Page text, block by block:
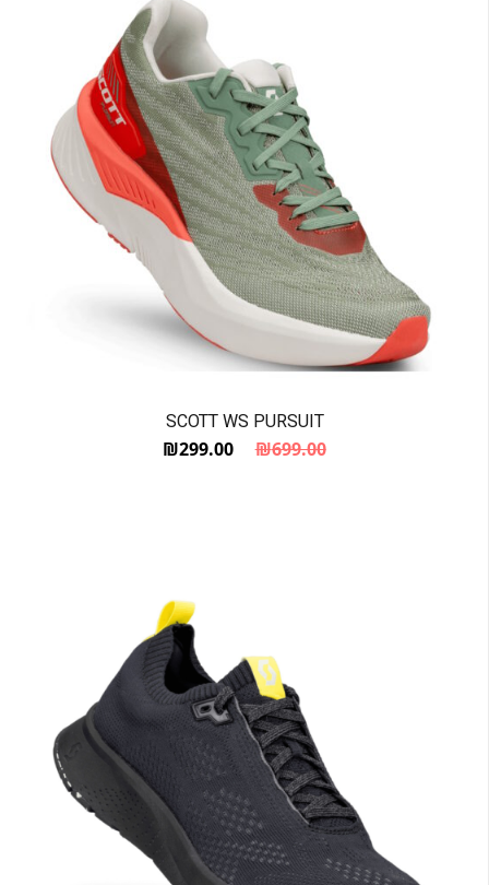
SCOTT WS PURSUIT
₪699.00 המחיר המקורי היה: ₪699.00.
₪299.00
המחיר הנוכחי הוא: ₪299.00.